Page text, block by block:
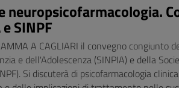
neuropsicofarmacologia.
SINPF
A CAGLIARI il convegno congiunto
e dell'Adolescenza (SINPIA) e della
Si discuterà di psicofarmacologia